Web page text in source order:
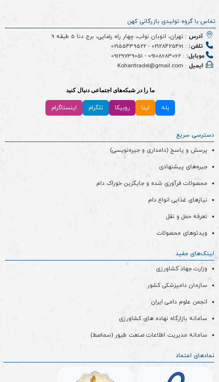
تماس با گروه تولیدی بازرگانی کهن
آدرس : تهران، اتوبان نواب، چهار راه رضایی، برج دنا 5 طبقه 9
تلفن: :
02128425461
-
02155439522
موبایل: :
09108683062
-
09129739051
ایمیل : Kohantrade1@gmail.com
ما را در شبکه‌های اجتماعی دنبال کنید
بله ایتا روبیکا تلگرام اینستاگرام
دسترسی سریع
پرسش و پاسخ (دامداری و جیره‌نویسی)
جیره‌های پیشنهادی
محصولات فرآوری شده و جایگزین خوراک دام
نیازهای غذایی انواع دام
تعرفه حمل و نقل
ویدئو‌های محصولات
لینک‌های مفید
وزارت جهاد کشاورزی
سازمان دامپزشکی کشور
انجمن علوم دامی ایران
سامانه بازارگاه نهاده های کشاورزی
سامانه مدیریت اطلاعات صنعت طیور (سماصط)
نمادهای اعتماد